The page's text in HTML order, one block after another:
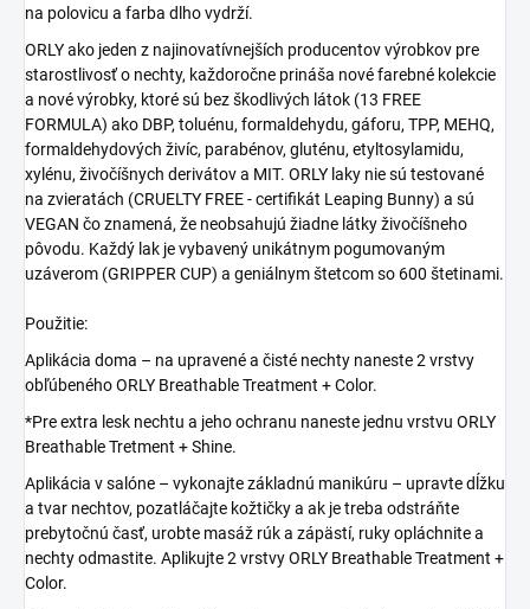
na polovicu a farba dlho vydrží.
ORLY ako jeden z najinovatívnejších producentov výrobkov pre
starostlivosť o nechty, každoročne prináša nové farebné kolekcie
a nové výrobky, ktoré sú bez škodlivých látok (13 FREE
FORMULA) ako DBP, toluénu, formaldehydu, gáforu, TPP, MEHQ,
formaldehydových živíc, parabénov, gluténu, etyltosylamidu,
xylénu, živočíšnych derivátov a MIT. ORLY laky nie sú testované
na zvieratách (CRUELTY FREE - certifikát Leaping Bunny) a sú
VEGAN čo znamená, že neobsahujú žiadne látky živočíšneho
pôvodu. Každý lak je vybavený unikátnym pogumovaným
uzáverom (GRIPPER CUP) a geniálnym štetcom so 600 štetinami.
Použitie:
Aplikácia doma – na upravené a čisté nechty naneste 2 vrstvy
obľúbeného ORLY Breathable Treatment + Color.
*Pre extra lesk nechtu a jeho ochranu naneste jednu vrstvu ORLY
Breathable Tretment + Shine.
Aplikácia v salóne – vykonajte základnú manikúru – upravte dĺžku
a tvar nechtov, pozatláčajte kožtičky a ak je treba odstráňte
prebytočnú časť, urobte masáž rúk a zápästí, ruky opláchnite a
nechty odmastite. Aplikujte 2 vrstvy ORLY Breathable Treatment +
Color.